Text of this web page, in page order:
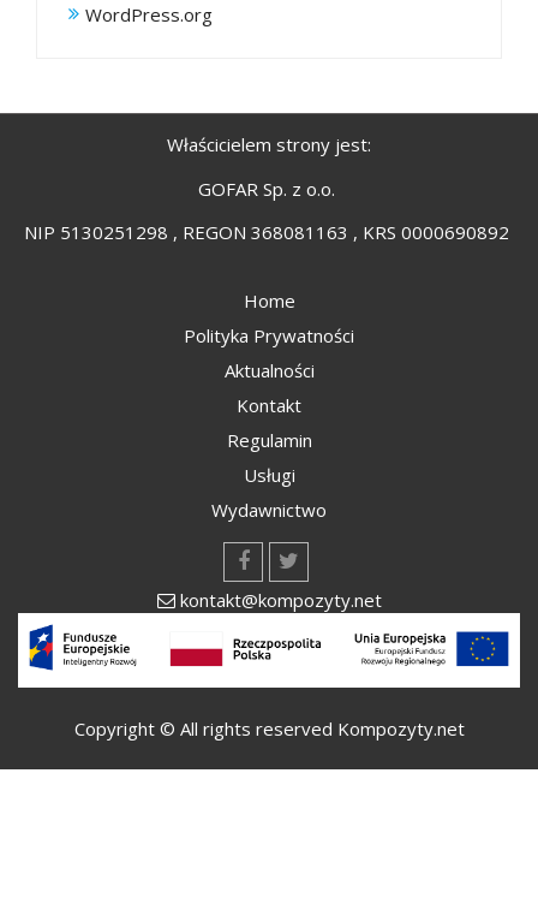
WordPress.org
Właścicielem strony jest:
GOFAR Sp. z o.o.
NIP 5130251298 , REGON 368081163 , KRS 0000690892
Home
Polityka Prywatności
Aktualności
Kontakt
Regulamin
Usługi
Wydawnictwo
kontakt@kompozyty.net
Copyright © All rights reserved Kompozyty.net